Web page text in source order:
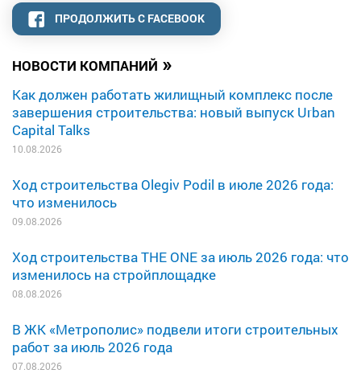
НОВОСТИ КОМПАНИЙ »
Как должен работать жилищный комплекс после
завершения строительства: новый выпуск Urban
Capital Talks
10.08.2026
Ход строительства Olegiv Podil в июле 2026 года:
что изменилось
09.08.2026
Ход строительства THE ONE за июль 2026 года: что
изменилось на стройплощадке
08.08.2026
В ЖК «Метрополис» подвели итоги строительных
работ за июль 2026 года
07.08.2026
ПРОДОЛЖИТЬ С FACEBOOK